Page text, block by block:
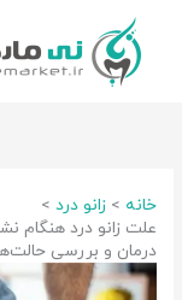
خانه
زانو درد
علت زانو درد هنگام
درمان و بررسی